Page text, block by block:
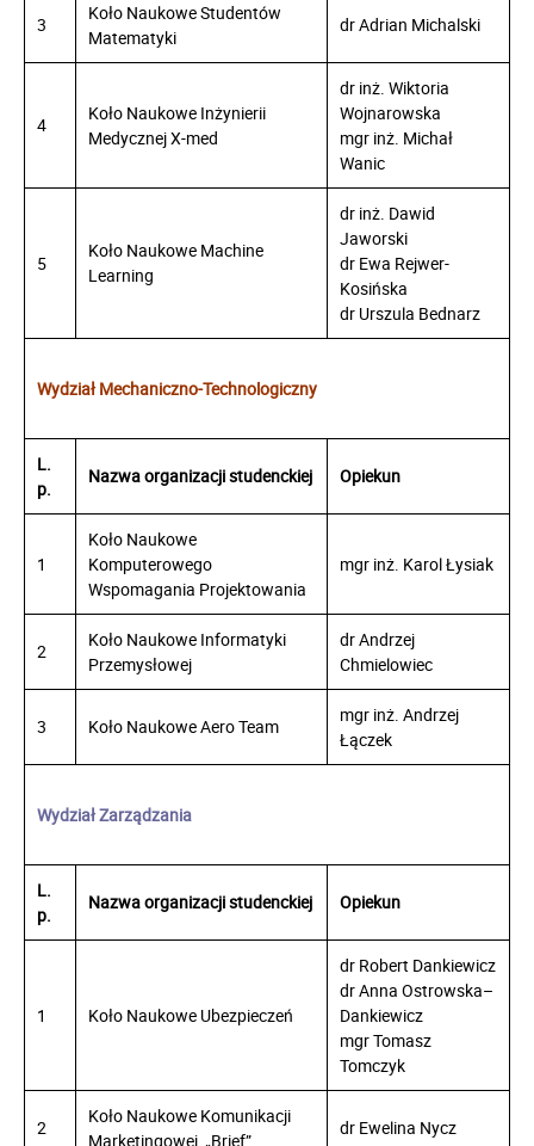
3
Koło Naukowe Studentów
Matematyki
dr Adrian Michalski
4
Koło Naukowe Inżynierii
Medycznej X-med
dr inż. Wiktoria
Wojnarowska
mgr inż. Michał
Wanic
5
Koło Naukowe Machine
Learning
dr inż. Dawid
Jaworski
dr Ewa Rejwer-
Kosińska
dr Urszula Bednarz
Wydział Mechaniczno-Technologiczny
L.
p.
Nazwa organizacji studenckiej Opiekun
1
Koło Naukowe
Komputerowego
Wspomagania Projektowania
mgr inż. Karol Łysiak
2
Koło Naukowe Informatyki
Przemysłowej
dr Andrzej
Chmielowiec
3 Koło Naukowe Aero Team
mgr inż. Andrzej
Łączek
Wydział Zarządzania
L.
p.
Nazwa organizacji studenckiej Opiekun
1 Koło Naukowe Ubezpieczeń
dr Robert Dankiewicz
dr Anna Ostrowska–
Dankiewicz
mgr Tomasz
Tomczyk
2
Koło Naukowe Komunikacji
Marketingowej „Brief”
dr Ewelina Nycz